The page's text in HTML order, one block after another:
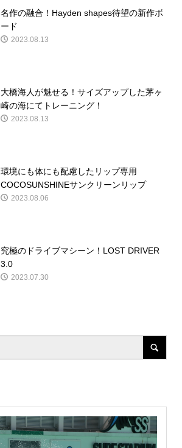
名作の融合！Hayden shapes待望の新作ボ
ード
2023.08.13
大橋海人が魅せる！サイズアップした茅ヶ
崎の海にてトレーニング！
2023.08.13
環境にも体にも配慮したリップ専用
COCOSUNSHINEサンクリーンリップ
2023.08.06
究極のドライブマシーン！LOST DRIVER
3.0
2023.07.30